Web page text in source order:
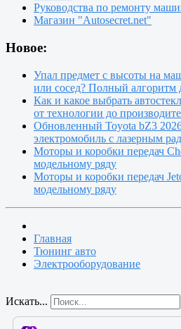
Руководства по ремонту
Магазин "Autosecret.net"
Новое:
Упал предмет с высоты на
или сосед? Полный алгоритм
Как и какое выбрать
от технологии до
Обновленный Toyota bZ3
электромобиль с лазерным
Моторы и коробки передач
модельному ряду
Моторы и коробки передач
модельному ряду
Главная
Тюнинг авто
Электрооборудование
Искать...